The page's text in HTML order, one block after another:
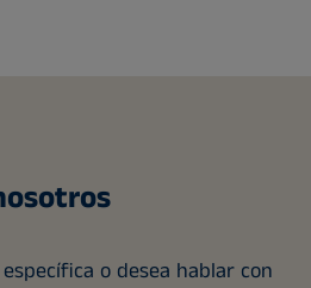
o desea hablar con